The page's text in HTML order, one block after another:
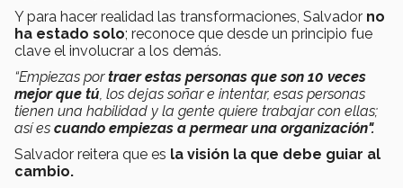
Y para hacer realidad las transformaciones, Salvador no
ha estado solo; reconoce que desde un principio fue
clave el involucrar a los demás.
“Empiezas portraer estas personas que son 10 veces
mejor que tú, los dejas soñar e intentar, esas personas
tienen una habilidad y la gente quiere trabajar con ellas;
así es cuando empiezas a permear una organización".
Salvador reitera que es la visión la que debe guiar al
cambio.